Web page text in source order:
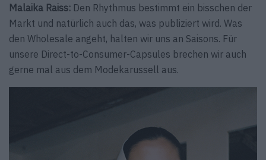
Malaika Raiss: Den Rhythmus bestimmt ein bisschen der
Markt und natürlich auch das, was publiziert wird. Was
den ­Wholesale angeht, halten wir uns an Saisons. Für
unsere Direct-to-Consumer-Capsules brechen wir auch
gerne mal aus dem Modekarussell aus.